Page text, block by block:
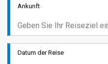
Ankunft
Datum der Reise